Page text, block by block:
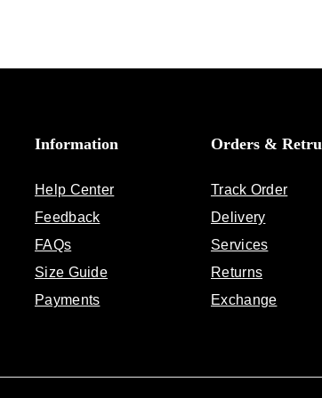
Information
Help Center
Feedback
FAQs
Size Guide
Payments
Orders &
Track Order
Delivery
Services
Returns
Exchange